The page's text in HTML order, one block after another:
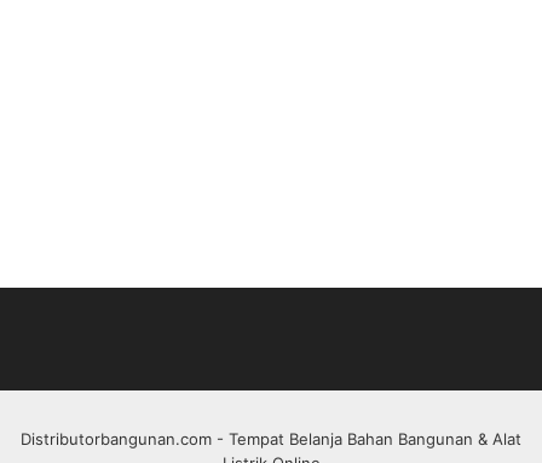
Distributorbangunan.com - Tempat Belanja Bahan Bangunan & Alat